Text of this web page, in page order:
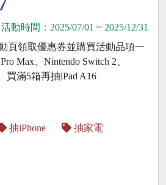
活動時間： 2025/07/01 ~ 2025/12/31
頁領取優惠券並購買活動品項一
Max、Nintendo Switch 2、
買滿5箱再抽iPad A16
抽iPhone 抽家電